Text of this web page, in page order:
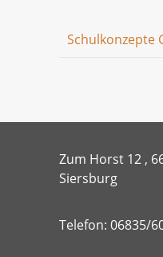
Schulkonzepte
Zum Horst 12 ,
Siersburg
Telefon: 06835/